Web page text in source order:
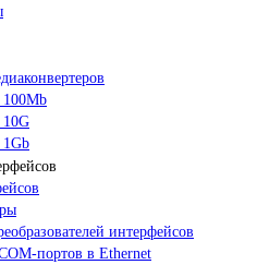
100Mb
интерфейсов
портов в Ethernet